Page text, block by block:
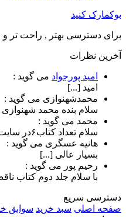
بوکمارک کنید
برای دسترسی بهتر , راحت تر و
آخرین نظرات
امید پورجواد می گوید :
امید [...]
محمدشهنوازی می گوید :
سلام بنده محمد
محمد می گوید :
سلام تعداد کتاب۶در سایت زیاد نیست [...]
هانیه عسگری می گوید :
بسیار عالی [...]
رحیم پور می گوید :
با سلام جلد دوم کتاب
دسترسی سریع
صفحه اصلی سبد خرید سوابق